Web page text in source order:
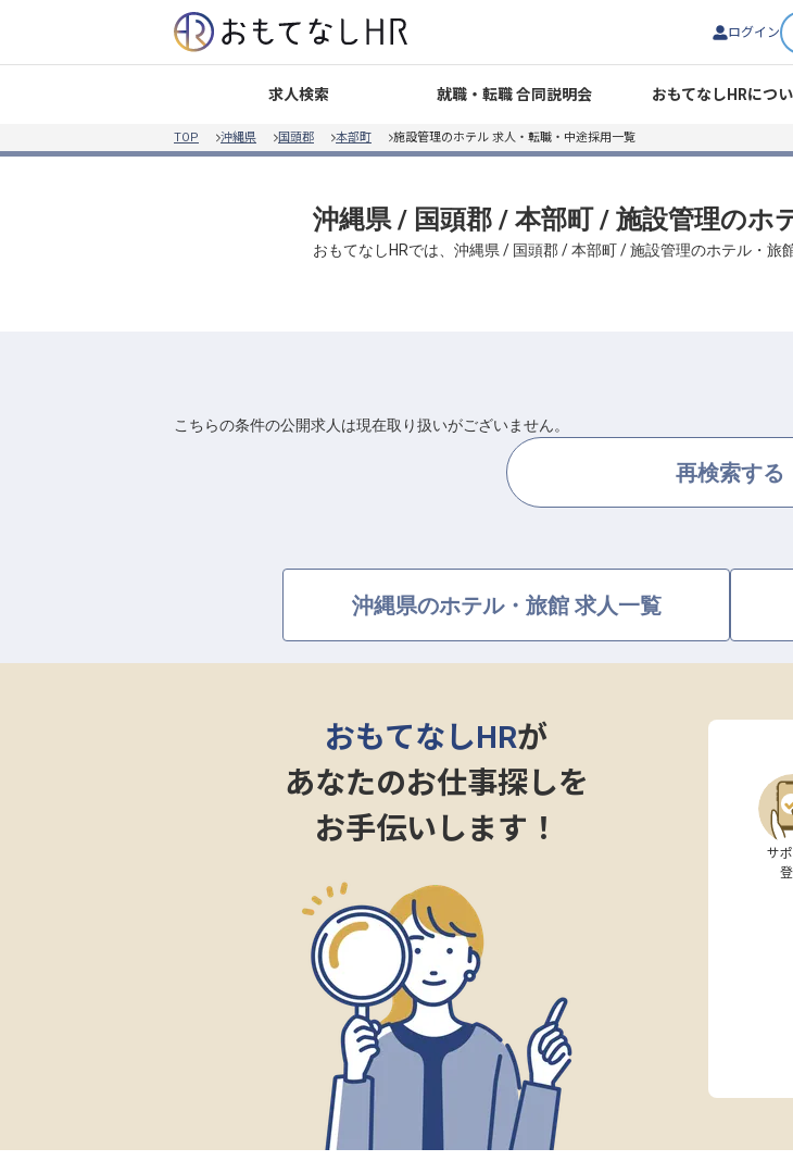
ログイン
求人検索 就職・転職 合同説明会 おもてなしHRにつ
TOP 沖縄県 国頭郡 本部町 施設管理のホテル 求人・転職・中途採用一覧
沖縄県 / 国頭郡 / 本部町 / 施設管理のホ
おもてなしHRでは、沖縄県 / 国頭郡 / 本部町 / 施設管理のホテル・旅
こちらの条件の公開求人は現在取り扱いがございません。
再検索する
沖縄県のホテル・旅館 求人一覧
おもてなしHRが
あなたのお仕事探しを
お手伝いします！
サ